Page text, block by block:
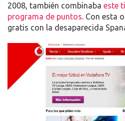
2008, también combinaba este
programa de puntos. Con esta
gratis con la desaparecida